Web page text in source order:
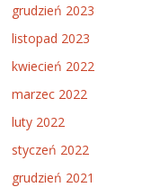
grudzień 2023
listopad 2023
kwiecień 2022
marzec 2022
luty 2022
styczeń 2022
grudzień 2021